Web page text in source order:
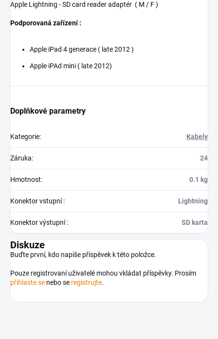
Apple Lightning - SD card reader adaptér ( M / F )
Podporovaná zařízení :
Apple iPad 4 generace ( late 2012 )
Apple iPAd mini ( late 2012)
Doplňkové parametry
Kategorie: Kabely
Záruka: 24
Hmotnost: 0.1 kg
Konektor vstupní: Lightning
Konektor výstupní: SD karta
Diskuze
Buďte první, kdo napíše příspěvek k této položce.
Pouze registrovaní uživatelé mohou vkládat příspěvky. Prosím
přihlaste se nebo se registrujte.